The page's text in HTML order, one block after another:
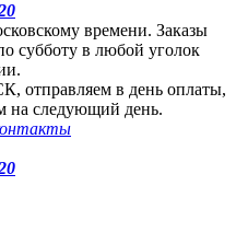
времени. Заказы
субботу в любой уголок
отправляем в день оплаты,
на следующий день.